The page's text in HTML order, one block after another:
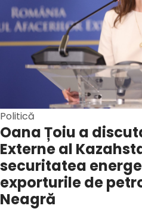
Politică
Oana Țoiu a
Externe al
securitatea
exporturile de
Neagră